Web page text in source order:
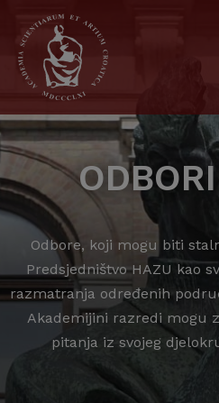
Odbore, koji mogu biti
Predsjedništvo HAZU kao
razmatranja određenih
Akademijini razredi mogu
pitanja iz svojeg